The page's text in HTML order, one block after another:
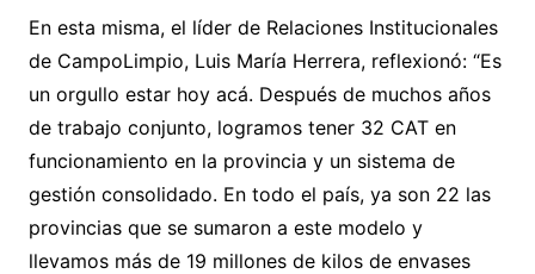
En esta misma, el líder de Relaciones Institucionales
de CampoLimpio, Luis María Herrera, reflexionó: “Es
un orgullo estar hoy acá. Después de muchos años
de trabajo conjunto, logramos tener 32 CAT en
funcionamiento en la provincia y un sistema de
gestión consolidado. En todo el país, ya son 22 las
provincias que se sumaron a este modelo y
llevamos más de 19 millones de kilos de envases